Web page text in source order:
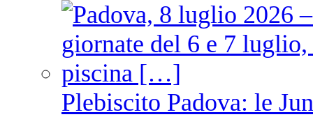
Plebiscito Padova: le